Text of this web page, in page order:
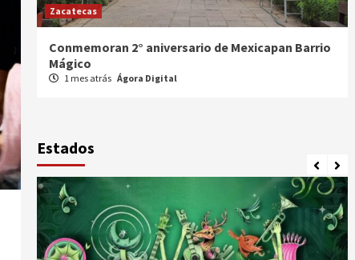
Zacatecas
Celebran XX Cabalgata Toma de Zacatecas
1 mes atrás
Estados